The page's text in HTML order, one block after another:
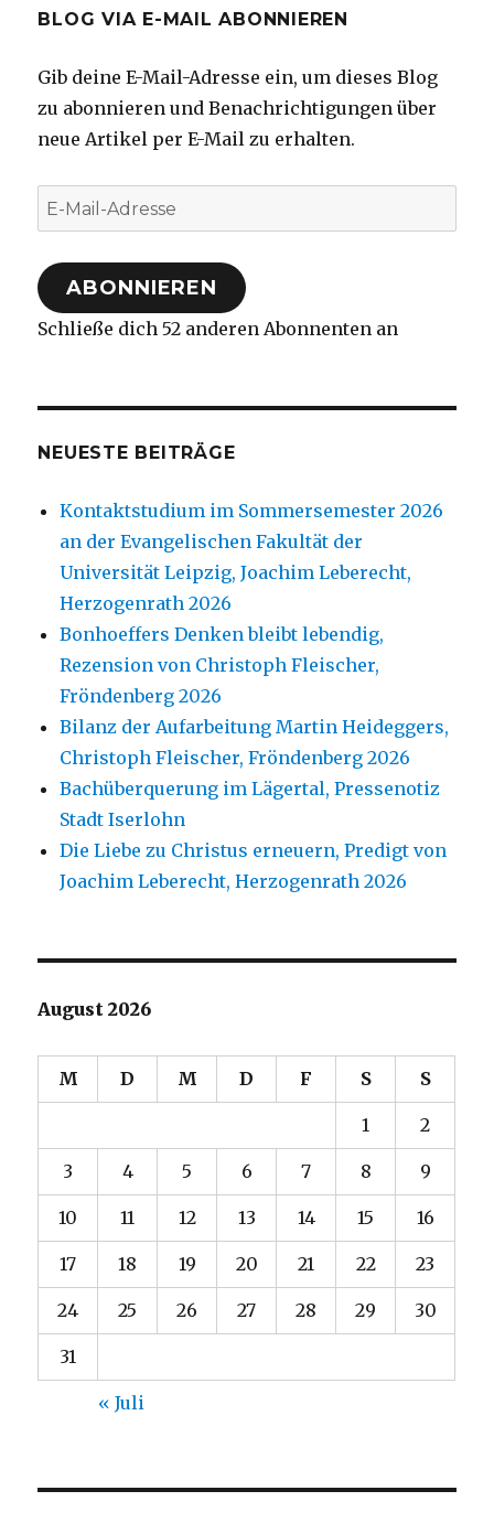
BLOG VIA E-MAIL ABONNIEREN
Gib deine E-Mail-Adresse ein, um dieses Blog
zu abonnieren und Benachrichtigungen über
neue Artikel per E-Mail zu erhalten.
E-
Mail-
Adresse
ABONNIEREN
Schließe dich 52 anderen Abonnenten an
NEUESTE BEITRÄGE
Kontaktstudium im Sommersemester 2026
an der Evangelischen Fakultät der
Universität Leipzig, Joachim Leberecht,
Herzogenrath 2026
Bonhoeffers Denken bleibt lebendig,
Rezension von Christoph Fleischer,
Fröndenberg 2026
Bilanz der Aufarbeitung Martin Heideggers,
Christoph Fleischer, Fröndenberg 2026
Bachüberquerung im Lägertal, Pressenotiz
Stadt Iserlohn
Die Liebe zu Christus erneuern, Predigt von
Joachim Leberecht, Herzogenrath 2026
August 2026
M D M D F S S
1 2
3 4 5 6 7 8 9
10 11 12 13 14 15 16
17 18 19 20 21 22 23
24 25 26 27 28 29 30
31
« Juli